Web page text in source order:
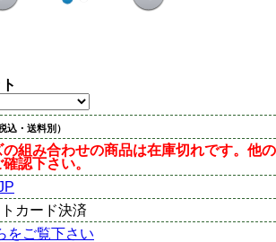
込・送料別）
組み合わせの商品は在庫切れです。他の
認下さい。
カード決済
をご覧下さい